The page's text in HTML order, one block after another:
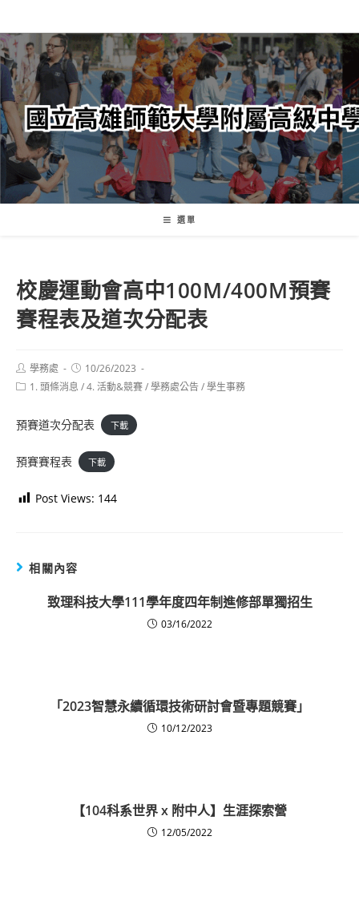
轉
至
主
內
容
選單
校慶運動會高中100M/400M預賽
賽程表及道次分配表
Post
author:
學務處
Post
published:
10/26/2023
Post1. 頭條消息 /4. 活動&競賽/學務處公告/學生事務
預賽道次分配表 下載
預賽賽程表 下載
Post Views: 144
相關內容
致理科技大學111學年度四年制進修部單獨招生
03/16/2022
「2023智慧永續循環技術研討會暨專題競賽」
10/12/2023
【104科系世界 x 附中人】生涯探索營
12/05/2022